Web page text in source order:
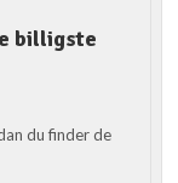
billigste
du finder de